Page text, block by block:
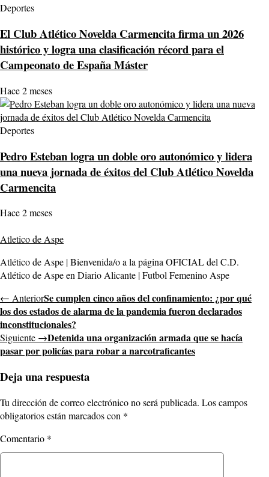
Deportes
El Club Atlético Novelda Carmencita firma un 2026
histórico y logra una clasificación récord para el
Campeonato de España Máster
Hace 2 meses
Deportes
Pedro Esteban logra un doble oro autonómico y lidera
una nueva jornada de éxitos del Club Atlético Novelda
Carmencita
Hace 2 meses
Atletico de Aspe
Atlético de Aspe | Bienvenida/o a la página OFICIAL del C.D.
Atlético de Aspe en Diario Alicante | Futbol Femenino Aspe
← AnteriorSe cumplen cinco años del confinamiento: ¿por qué
los dos estados de alarma de la pandemia fueron declarados
inconstitucionales?
Siguiente →Detenida una organización armada que se hacía
pasar por policías para robar a narcotraficantes
Deja una respuesta
Tu dirección de correo electrónico no será publicada. Los campos
obligatorios están marcados con *
Comentario *